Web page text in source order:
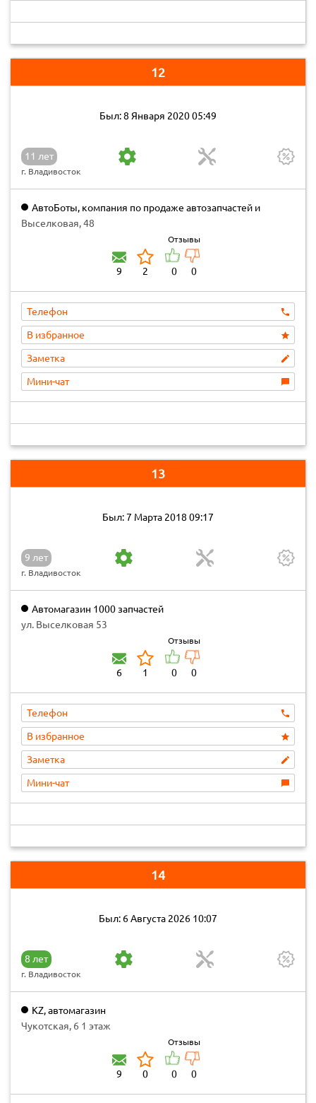
12
Был: 8 Января 2020 05:49
11 лет
г. Владивосток
АвтоБоты, компания по продаже автозапчастей и
автомобилей
Выселковая, 48
9 2
Отзывы
0 0
Телефон
В избранное
Заметка
Мини-чат
13
Был: 7 Марта 2018 09:17
9 лет
г. Владивосток
Автомагазин 1000 запчастей
ул. Выселковая 53
6 1
Отзывы
0 0
Телефон
В избранное
Заметка
Мини-чат
14
Был: 6 Августа 2026 10:07
8 лет
г. Владивосток
KZ, автомагазин
Чукотская, 6 1 этаж
9 0
Отзывы
0 0